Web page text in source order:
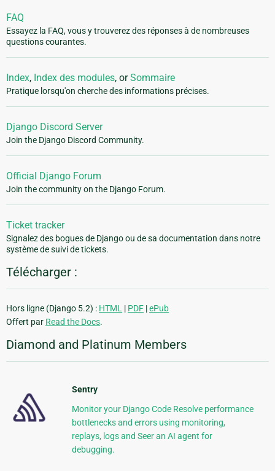
FAQ
Essayez la FAQ, vous y trouverez des réponses à de nombreuses
questions courantes.
Index, Index des modules, orSommaire
Pratique lorsqu'on cherche des informations précises.
Django Discord Server
Join the Django Discord Community.
Official Django Forum
Join the community on the Django Forum.
Ticket tracker
Signalez des bogues de Django ou de sa documentation dans notre
système de suivi de tickets.
Télécharger :
Hors ligne (Django 5.2) : HTML | PDF |ePub
Offert par Read the Docs.
Diamond and Platinum Members
Sentry
Monitor your Django Code Resolve performance
bottlenecks and errors using monitoring,
replays, logs and Seer an AI agent for
debugging.